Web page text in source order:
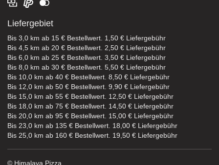
Liefergebiet
Bis 3,0 km ab 15 € Bestellwert. 1,50 € Liefergebühr
Bis 4,5 km ab 20 € Bestellwert. 2,50 € Liefergebühr
Bis 6,0 km ab 25 € Bestellwert. 3,50 € Liefergebühr
Bis 8,0 km ab 30 € Bestellwert. 5,50 € Liefergebühr
Bis 10,0 km ab 40 € Bestellwert. 8,50 € Liefergebühr
Bis 12,0 km ab 50 € Bestellwert. 9,90 € Liefergebühr
Bis 15,0 km ab 55 € Bestellwert. 12,50 € Liefergebühr
Bis 18,0 km ab 75 € Bestellwert. 14,50 € Liefergebühr
Bis 20,0 km ab 95 € Bestellwert. 15,00 € Liefergebühr
Bis 23,0 km ab 135 € Bestellwert. 18,00 € Liefergebühr
Bis 25,0 km ab 160 € Bestellwert. 19,50 € Liefergebühr
© Himalaya Pizza